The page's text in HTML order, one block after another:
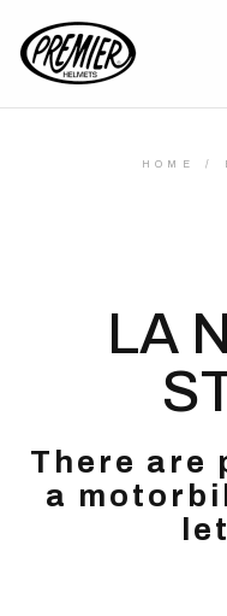
HOME
LA
There are
a